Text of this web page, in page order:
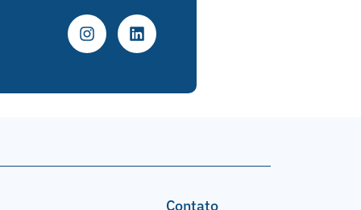
Contato